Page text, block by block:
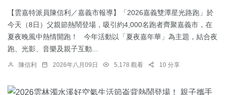
【雲嘉特派員陳信利／嘉義市報導】「2026嘉義雙潭星光路跑」於
今天（8日）父親節熱鬧登場，吸引約4,000名跑者齊聚嘉義市，在
夏夜晚風中熱情開跑！ 今年活動以「夏夜嘉年華」為主題，結合夜
跑、光影、音樂及親子互動...
陳信利 2026年八月09日 5,178 觀看 10 分享